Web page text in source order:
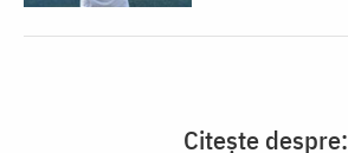
Citește despre: